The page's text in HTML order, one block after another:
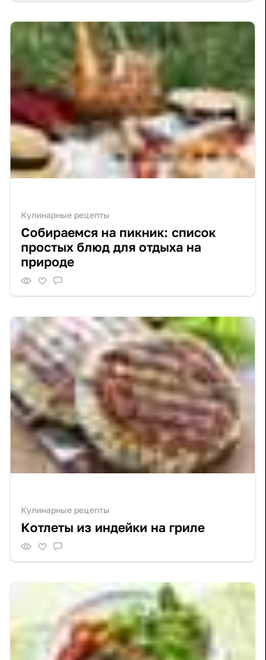
Кулинарные рецепты
Собираемся на пикник: список
простых блюд для отдыха на
природе
Кулинарные рецепты
Котлеты из индейки на гриле